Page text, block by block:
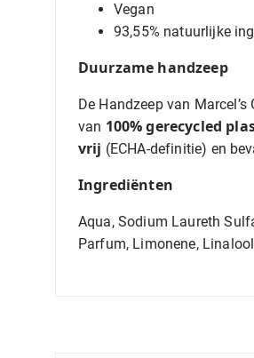
Vegan
93,55% natuurlijke
Duurzame handzeep
De Handzeep van
van 100% gerecycled
vrij (ECHA-definitie) en
Ingrediënten
Aqua, Sodium Laureth
Parfum, Limonene,